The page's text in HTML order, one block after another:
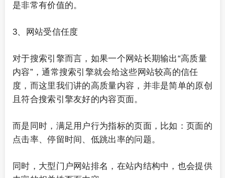
是非常有价值的。
3、网站受信任度
对于搜索引擎而言，如果一个网站长期输出“高质量
内容”，通常搜索引擎就会给这些网站较高的信任
度，而这里我们讲的高质量内容，并非是简单的原创
且符合搜索引擎友好的内容页面。
而是同时，满足用户行为指标的页面，比如：页面的
点击率、停留时间、低跳出率的问题。
同时，大型门户网站排名，在站内结构中，也会提供